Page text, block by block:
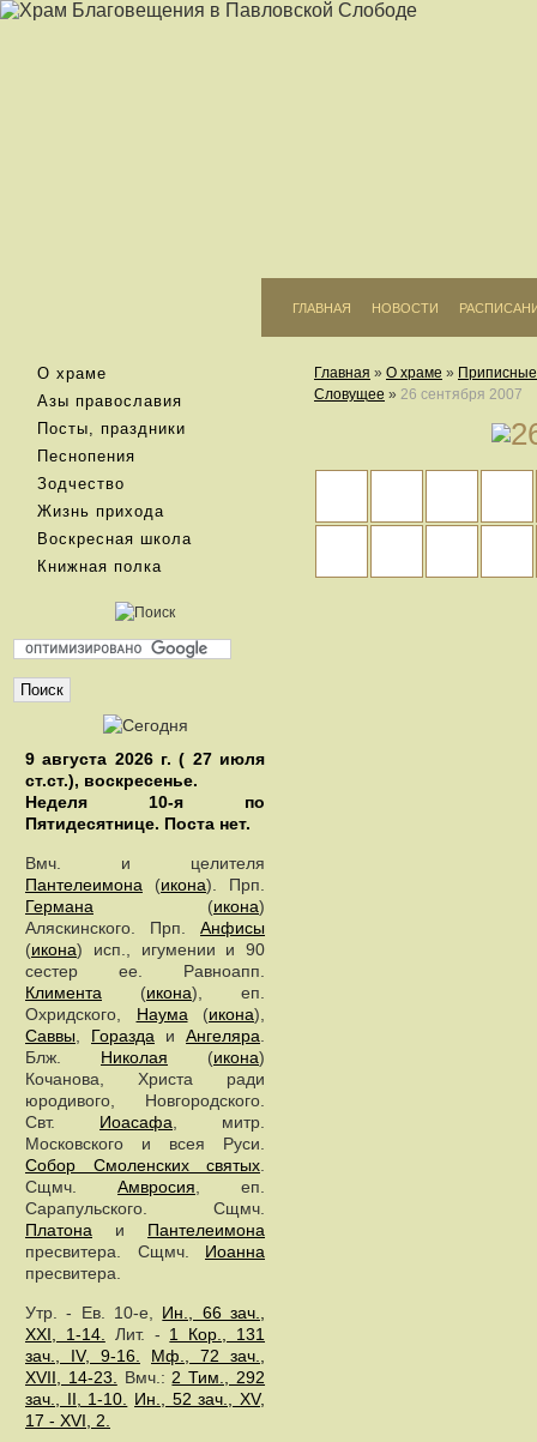
ГЛАВНАЯ НОВОСТИ
О храме
Азы православия
Посты, праздники
Песнопения
Зодчество
Жизнь прихода
Воскресная школа
Книжная полка
9 августа 2026 г. ( 27 июля
ст.ст.), воскресенье.
Неделя 10-я по
Пятидесятнице. Поста нет.
Вмч. и целителя
Пантелеимона (икона). Прп.
Германа (икона)
Аляскинского. Прп. Анфисы
(икона) исп., игумении и 90
сестер ее. Равноапп.
Климента (икона), еп.
Охридского, Наума (икона),
Саввы
Горазда и Ангеляра
Блж. Николая (икона)
Кочанова, Христа ради
юродивого, Новгородского.
Свт. Иоасафа , митр.
Московского и всея Руси.
Собор Смоленских святых
Сщмч. Амвросия , еп.
Сарапульского. Сщмч.
Платона и Пантелеимона
пресвитера. Сщмч. Иоанна
пресвитера.
Утр. - Ев. 10-е, Ин., 66 зач.,
XXI, 1-14.
Лит. - 1 Кор., 131
зач., IV, 9-16.
Мф., 72 зач.,
XVII, 14-23.
Вмч.: 2 Тим., 292
зач., II, 1-10.
Ин., 52 зач., XV,
17 - XVI, 2.
Главная » О храме »
Словущее » 26 сентября 2007